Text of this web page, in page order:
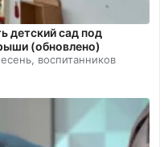
детский сад под
(обновлено)
воспитанников